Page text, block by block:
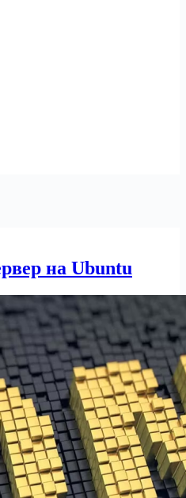
на Ubuntu